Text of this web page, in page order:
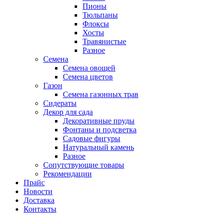
Пионы
Тюльпаны
Флоксы
Хосты
Травянистые
Разное
Семена
Семена овощей
Семена цветов
Газон
Семена газонных трав
Сидераты
Декор для сада
Декоративные пруды
Фонтаны и подсветка
Садовые фигуры
Натуральный камень
Разное
Сопутствующие товары
Рекомендации
Прайс
Новости
Доставка
Контакты